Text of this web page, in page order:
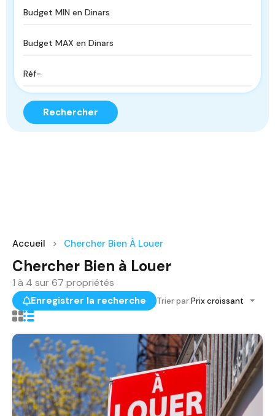
Rechercher
Accueil Chercher Bien À Louer
Chercher Bien à Louer
1 à 4 sur67 propriétés
Enregistrer la recherche Trier par:Prix croissant